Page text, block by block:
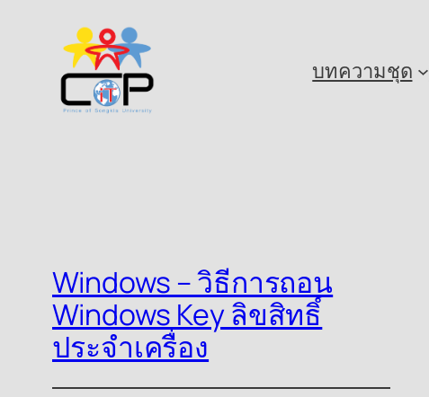
content
บทความชุด
Windows – วิธีการถอน
Windows Key ลิขสิทธิ์
ประจำเครื่อง